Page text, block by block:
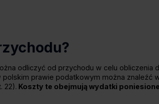
odliczyć od przychodu w celu obliczenia
prawie podatkowym można znaleźć
22). Koszty te obejmują wydatki